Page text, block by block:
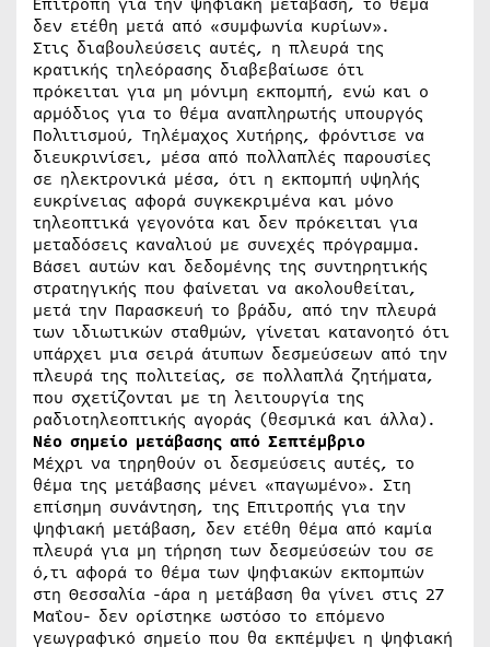
δεν ετέθη μετά από «συμφωνία κυρίων».
Στις διαβουλεύσεις αυτές, η πλευρά της
κρατικής τηλεόρασης διαβεβαίωσε ότι
πρόκειται για μη μόνιμη εκπομπή, ενώ και ο
αρμόδιος για το θέμα αναπληρωτής υπουργός
Πολιτισμού, Τηλέμαχος Χυτήρης, φρόντισε να
διευκρινίσει, μέσα από πολλαπλές παρουσίες
σε ηλεκτρονικά μέσα, ότι η εκπομπή υψηλής
ευκρίνειας αφορά συγκεκριμένα και μόνο
τηλεοπτικά γεγονότα και δεν πρόκειται για
μεταδόσεις καναλιού με συνεχές πρόγραμμα.
Βάσει αυτών και δεδομένης της συντηρητικής
στρατηγικής που φαίνεται να ακολουθείται,
μετά την Παρασκευή το βράδυ, από την πλευρά
των ιδιωτικών σταθμών, γίνεται κατανοητό ότι
υπάρχει μια σειρά άτυπων δεσμεύσεων από την
πλευρά της πολιτείας, σε πολλαπλά ζητήματα,
που σχετίζονται με τη λειτουργία της
ραδιοτηλεοπτικής αγοράς (θεσμικά και άλλα).
Νέο σημείο μετάβασης από Σεπτέμβριο
Μέχρι να τηρηθούν οι δεσμεύσεις αυτές, το
θέμα της μετάβασης μένει «παγωμένο». Στη
επίσημη συνάντηση, της Επιτροπής για την
ψηφιακή μετάβαση, δεν ετέθη θέμα από καμία
πλευρά για μη τήρηση των δεσμεύσεών του σε
ό,τι αφορά το θέμα των ψηφιακών εκπομπών
στη Θεσσαλία -άρα η μετάβαση θα γίνει στις 27
Μαΐου- δεν ορίστηκε ωστόσο το επόμενο
γεωγραφικό σημείο που θα εκπέμψει η ψηφιακή